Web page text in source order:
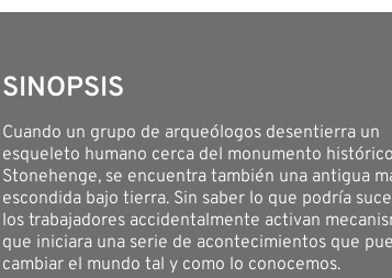
SINOPSIS
Cuando un grupo de arqueólogos desentierra un
esqueleto humano cerca del monumento
Stonehenge, se encuentra también una antigua
escondida bajo tierra. Sin saber lo que podría
los trabajadores accidentalmente activan
que iniciara una serie de acontecimientos que
cambiar el mundo tal y como lo conocemos.